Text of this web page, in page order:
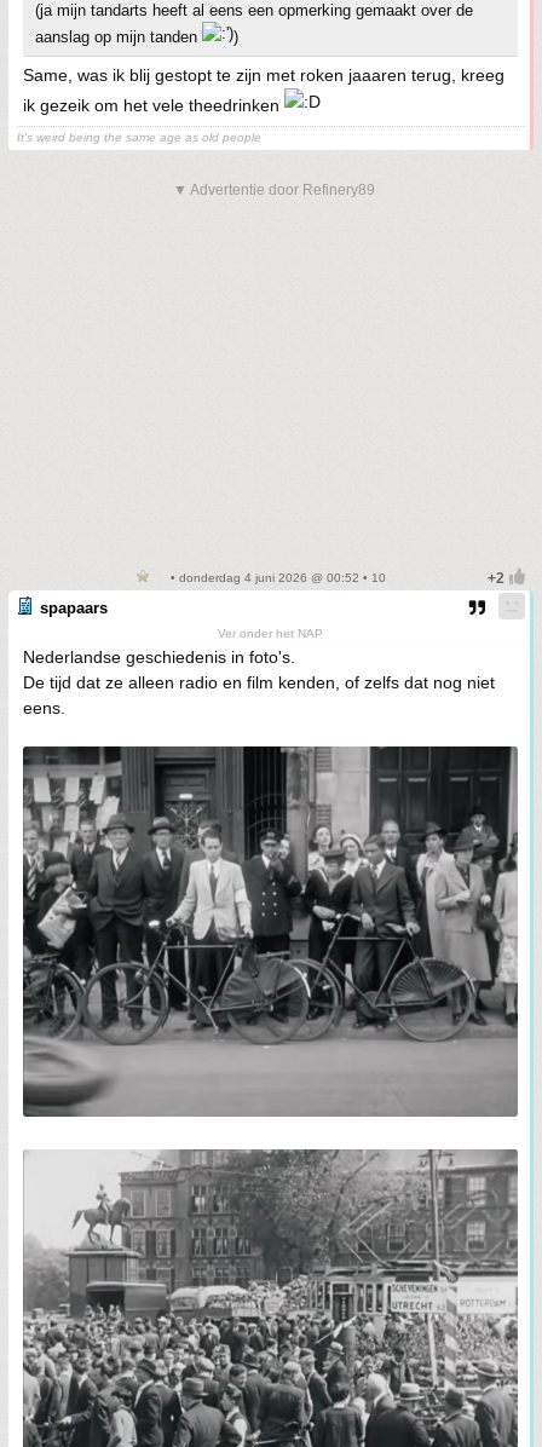
(ja mijn tandarts heeft al eens een opmerking gemaakt over de
aanslag op mijn tanden
)
Same, was ik blij gestopt te zijn met roken jaaaren terug, kreeg
ik gezeik om het vele theedrinken
It's weird being the same age as old people
▼ Advertentie door Refinery89
• donderdag 4 juni 2026 @ 00:52 • 10
spapaars
Ver onder het NAP
Nederlandse geschiedenis in foto's.
De tijd dat ze alleen radio en film kenden, of zelfs dat nog niet
eens.